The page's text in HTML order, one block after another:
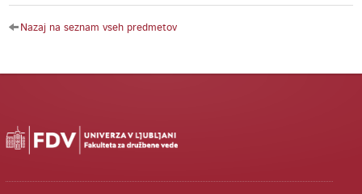
Nazaj na seznam vseh predmetov